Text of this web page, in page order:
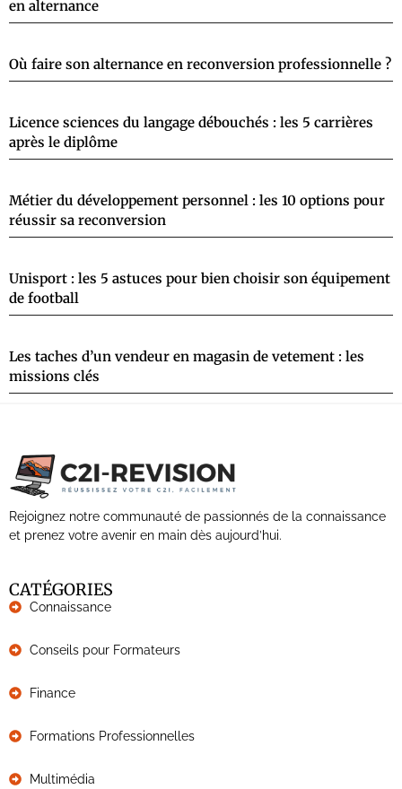
en alternance
Où faire son alternance en reconversion professionnelle ?
Licence sciences du langage débouchés : les 5 carrières
après le diplôme
Métier du développement personnel : les 10 options pour
réussir sa reconversion
Unisport : les 5 astuces pour bien choisir son équipement
de football
Les taches d’un vendeur en magasin de vetement : les
missions clés
Rejoignez notre communauté de passionnés de la connaissance
et prenez votre avenir en main dès aujourd’hui.
CATÉGORIES
Connaissance
Conseils pour Formateurs
Finance
Formations Professionnelles
Multimédia